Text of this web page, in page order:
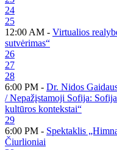
24
25
12:00 AM - Virtualios
sutvėrimas“
26
27
28
6:00 PM - Dr. Nidos
/ Nepažįstamoji Sofija:
kultūros kontekstai“
29
6:00 PM - Spektaklis
Čiurlioniai